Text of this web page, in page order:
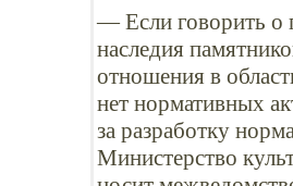
— Если говорить о
наследия
отношения в
нет нормативных
за разработку
Министерство